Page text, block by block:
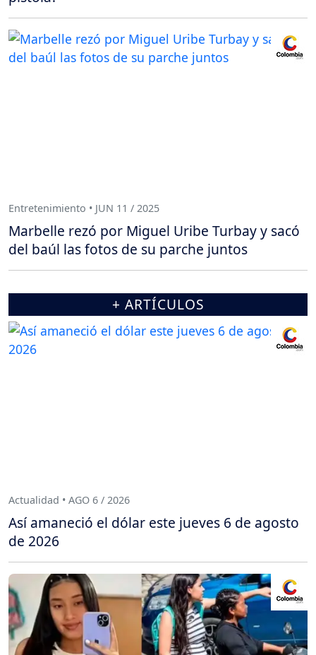
Entretenimiento • JUN 11 / 2025
Marbelle rezó por Miguel Uribe Turbay y sacó
del baúl las fotos de su parche juntos
+ ARTÍCULOS
Actualidad • AGO 6 / 2026
Así amaneció el dólar este jueves 6 de agosto
de 2026